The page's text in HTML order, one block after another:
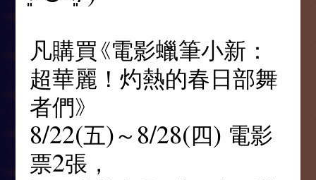
凡購買《電影蠟筆小新：
超華麗！灼熱的春日部舞
者們》
8/22(五)～8/28(四) 電影
票2張，